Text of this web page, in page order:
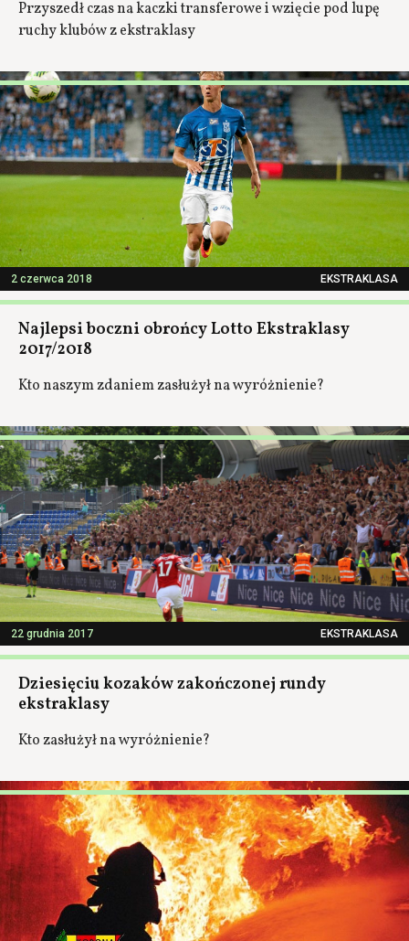
Przyszedł czas na kaczki transferowe i wzięcie pod lupę
ruchy klubów z ekstraklasy
2 czerwca 2018 EKSTRAKLASA
Najlepsi boczni obrońcy Lotto Ekstraklasy
2017/2018
Kto naszym zdaniem zasłużył na wyróżnienie?
22 grudnia 2017 EKSTRAKLASA
Dziesięciu kozaków zakończonej rundy
ekstraklasy
Kto zasłużył na wyróżnienie?